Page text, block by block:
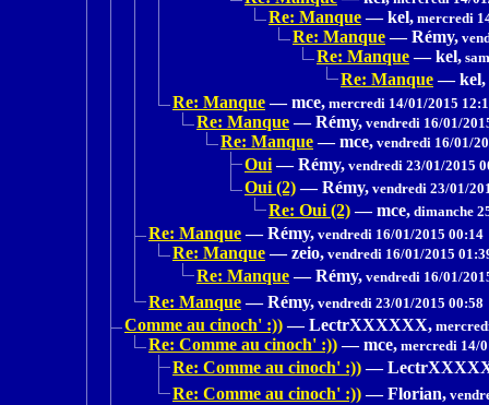
Re: Manque — kel, mercredi
Re: Manque — Rémy,
Re: Manque — kel,
Re: Manque — kel,
Re: Manque — mce, mercredi 14/01/2015
Re: Manque — Rémy, vendredi 16/01/
Re: Manque — mce, vendredi 16/01/
Oui — Rémy, vendredi 23/01/2015
Oui (2) — Rémy, vendredi 23/01/
Re: Oui (2) — mce, dimanche
Re: Manque — Rémy, vendredi 16/01/2015 00:14
Re: Manque — zeio, vendredi 16/01/2015
Re: Manque — Rémy, vendredi 16/01/
Re: Manque — Rémy, vendredi 23/01/2015 00:58
Comme au cinoch' :)) — LectrXXXXXX,
Re: Comme au cinoch' :)) — mce, mercredi 14/
Re: Comme au cinoch' :)) —
Re: Comme au cinoch' :)) — Florian,